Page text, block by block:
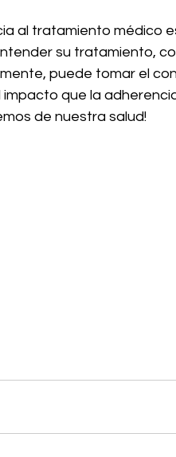
al tratamiento médico
su tratamiento,
puede tomar el
impacto que la
de nuestra salud!